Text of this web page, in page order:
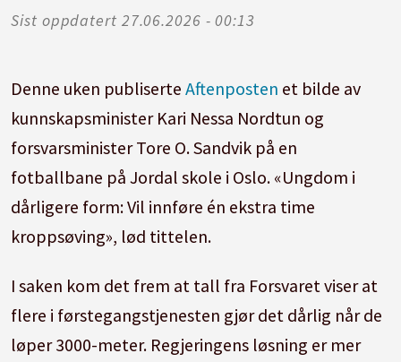
Sist oppdatert
27.06.2026 - 00:13
Denne uken publiserteAftenposten et bilde av
kunnskapsminister Kari Nessa Nordtun og
forsvarsminister Tore O. Sandvik på en
fotballbane på Jordal skole i Oslo. «Ungdom i
dårligere form: Vil innføre én ekstra time
kroppsøving», lød tittelen.
I saken kom det frem at tall fra Forsvaret viser at
flere i førstegangstjenesten gjør det dårlig når de
løper 3000-meter. Regjeringens løsning er mer